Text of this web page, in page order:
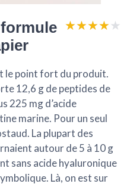
★★★★★
★★★★★
le point fort du produit.
12,6 g de peptides de
225 mg d’acide
marine. Pour un seul
La plupart des
autour de 5 à 10 g
sans acide hyaluronique
Là, on est sur